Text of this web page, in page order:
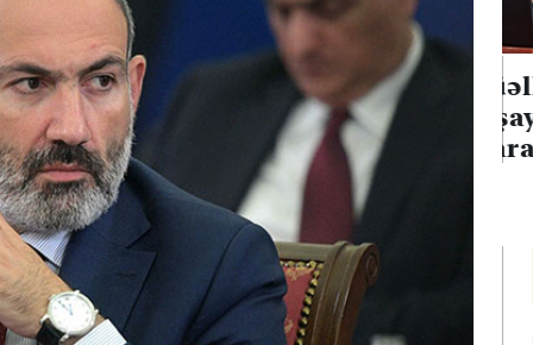
emalı
hücumu
Müəllimlərin faktiki
yaşayış rayonuna uyğun
olaraq vakansiya seçimi
başlayıb